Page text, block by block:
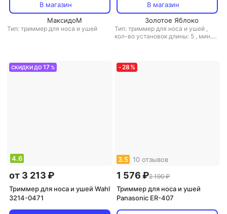
В магазин
МаксидоМ
Тип: триммер для носа и ушей
В магазин
Золотое Яблоко
Тип: триммер для носа и ушей ,
кол-во установок длины: 5 , мин.
СКИДКИ ДО17 %
4.6
от 3 213 ₽
Триммер для носа и ушей Wahl
3214-0471
-28 %
3.5 10 отзывов
1 576 ₽2 190 ₽
Триммер для носа и ушей
Panasonic ER-407